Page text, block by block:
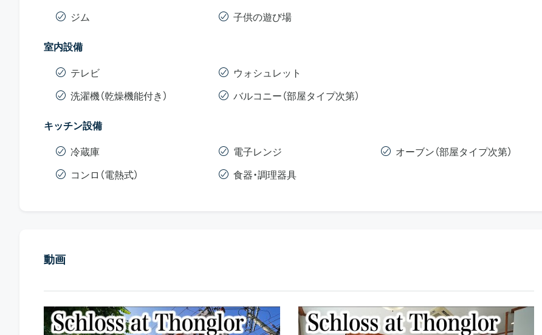
ジム 子供の遊び場
室内設備
テレビ
洗濯機（乾燥機能付き）
ウォシュレット
バルコニー（部屋タイプ次第）
キッチン設備
冷蔵庫
コンロ（電熱式）
電子レンジ
食器・調理器具
オーブン（部屋タイプ次第）
動画